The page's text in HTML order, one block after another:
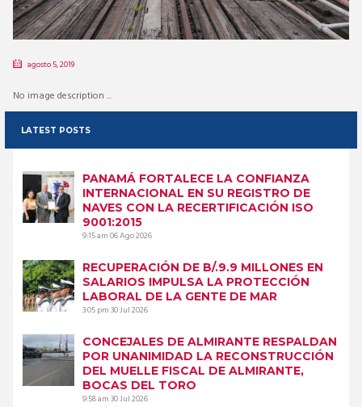
agosto 5, 2019
No image description ...
LATEST POSTS
PANAMÁ FORTALECE LA CONFIANZA
INTERNACIONAL EN SU REGISTRO DE
NAVES CON LA RECERTIFICACIÓN ISO
9001:2015
9:15 am06 Ago 2026
RECUPERACIÓN DE B/.9.9 MILLONES EN
SALARIOS IMPULSA LA PROTECCIÓN
LABORAL DE LA GENTE DE MAR
3:05 pm30 Jul 2026
CONCEJALES DE ALMIRANTE RESPALDAN
POR UNANIMIDAD LA RECONSTRUCCIÓN
DEL MUELLE FISCAL DE ALMIRANTE,
BOCAS DEL TORO
9:58 am30 Jul 2026